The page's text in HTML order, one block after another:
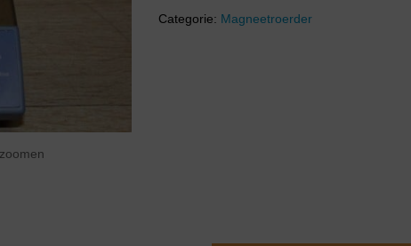
Categorie: Magneetroerder